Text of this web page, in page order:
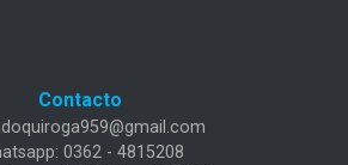
Contacto
0362 - 4815208